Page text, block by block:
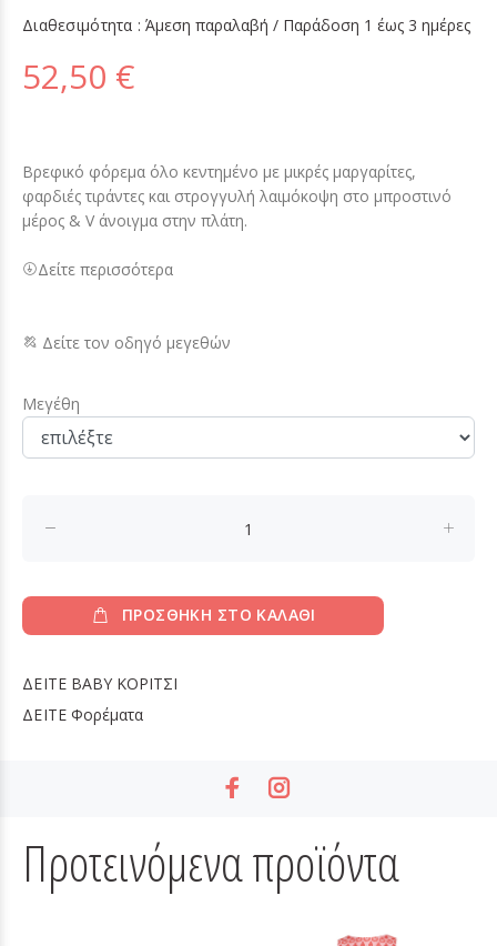
Διαθεσιμότητα :Άμεση παραλαβή / Παράδoση 1 έως 3 ημέρες
52,50 €
Βρεφικό φόρεμα όλο κεντημένο με μικρές μαργαρίτες,
φαρδιές τιράντες και στρογγυλή λαιμόκοψη στο μπροστινό
μέρος & V άνοιγμα στην πλάτη.
Δείτε περισσότερα
Δείτε τον οδηγό μεγεθών
Μεγέθη
ΠΡΟΣΘΗΚΗ ΣΤΟ ΚΑΛΑΘΙ
ΔΕΙΤΕ BABY ΚΟΡΙΤΣΙ
ΔΕΙΤΕ Φορέματα
Προτεινόμενα προϊόντα